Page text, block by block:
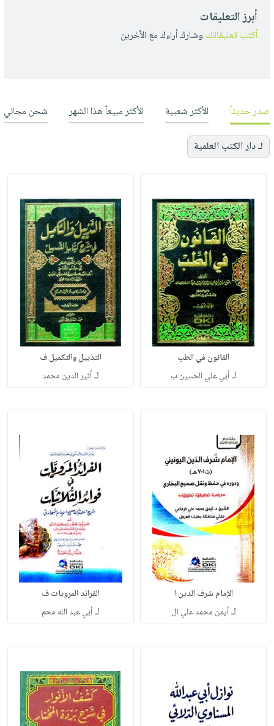
أبرز التعليقات
أكتب تعليقاتك وشارك أراءك مع الأخرين
صدر حديثاً الأكثر شعبية الأكثر مبيعاً هذا الشهر شحن مجاني
لـ دار الكتب العلمية
القانون في الطب
لـأبي علي الحسين ب
التذييل والتكميل ف
لـأثير الدين محمد
الإمام شرف الدين ا
لـأيمن محمد علي ال
الفرائد المرويات ف
لـأبي عبد الله محم